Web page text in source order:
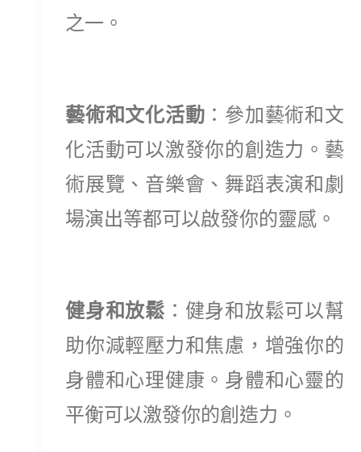
之一。
藝術和文化活動 ：參加藝術和文
化活動可以激發你的創造力。藝
術展覽、音樂會、舞蹈表演和劇
場演出等都可以啟發你的靈感。
健身和放鬆 ：健身和放鬆可以幫
助你減輕壓力和焦慮，增強你的
身體和心理健康。身體和心靈的
平衡可以激發你的創造力。